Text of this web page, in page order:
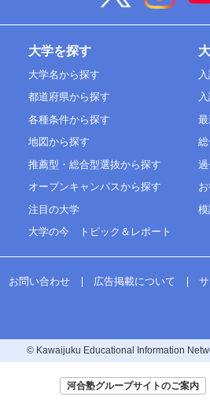
大学を探す
大学名から探す
都道府県から探す
各種条件から探す
地図から探す
推薦型・総合型選抜から探す
オープンキャンパスから探す
注目の大学
大学の今 トピック＆レポート
お問い合わせ 広告掲載について
© Kawaijuku Educational Information
河合塾グループサイトのご案内